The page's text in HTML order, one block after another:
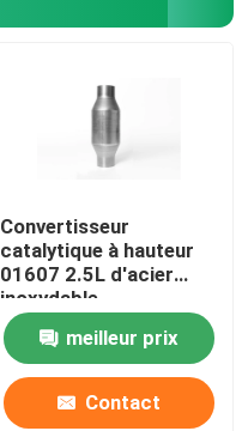
Convertisseur
catalytique à hauteur
01607 2.5L d'acier
inoxydable
d'écoulement de 2,25
poucesmeilleur prix
Contact